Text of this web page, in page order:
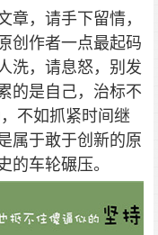
章，请手下留情，
创作者一点最起码
洗，请息怒，别发
的是自己，治标不
不如抓紧时间继
属于敢于创新的原
的车轮碾压。